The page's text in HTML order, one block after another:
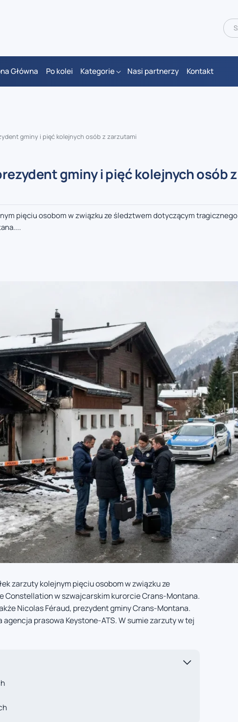
Główna Po kolei Kategorie Nasi partnerzy Kontakt
gminy i pięć kolejnych osób z zarzutami
gminy i pięć kolejnych osób z
pięciu osobom w związku ze śledztwem dotyczącym tragicznego
zarzuty kolejnym pięciu osobom w związku ze
Constellation w szwajcarskim kurorcie Crans-Montana.
Nicolas Féraud, prezydent gminy Crans-Montana.
prasowa Keystone-ATS. W sumie zarzuty w tej